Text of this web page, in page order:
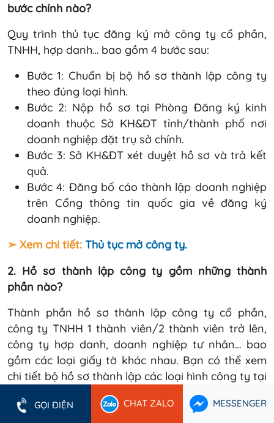
bước chính nào?
Quy trình thủ tục đăng ký mở công ty cổ phần,
TNHH, hợp danh… bao gồm 4 bước sau:
Bước 1: Chuẩn bị bộ hồ sơ thành lập công ty
theo đúng loại hình.
Bước 2: Nộp hồ sơ tại Phòng Đăng ký kinh
doanh thuộc Sở KH&ĐT tỉnh/thành phố nơi
doanh nghiệp đặt trụ sở chính.
Bước 3: Sở KH&ĐT xét duyệt hồ sơ và trả kết
quả.
Bước 4: Đăng bố cáo thành lập doanh nghiệp
trên Cổng thông tin quốc gia về đăng ký
doanh nghiệp.
➣ Xem chi tiết: Thủ tục mở công ty.
2. Hồ sơ thành lập công ty gồm những thành
phần nào?
Thành phần hồ sơ thành lập công ty cổ phần,
công ty TNHH 1 thành viên/2 thành viên trở lên,
công ty hợp danh, doanh nghiệp tư nhân… bao
gồm các loại giấy tờ khác nhau. Bạn có thể xem
chi tiết bộ hồ sơ thành lập các loại hình công ty tại
➣ Xem chi tiết: Hồ sơ đăng ký thành lập công ty -
GỌI ĐIỆN CHAT ZALO MESSENGER